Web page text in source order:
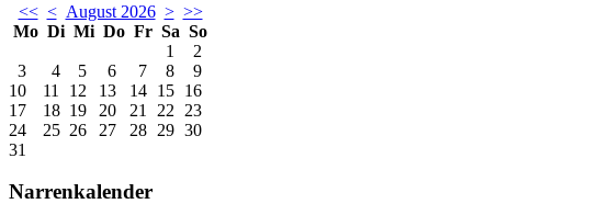
<< < August 2026 > >>
Mo Di Mi Do Fr Sa So
1
2
3
4 5 6 7 8
9
10
11 12 13 14 15 16
17
18 19 20 21 22
23
24
25 26 27 28 29 30
31
Narrenkalender